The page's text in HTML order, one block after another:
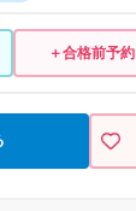
＋合格前予約